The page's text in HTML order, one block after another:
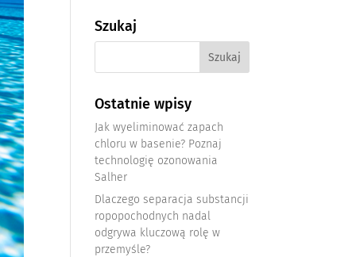
Szukaj
Ostatnie wpisy
Jak wyeliminować zapach
chloru w basenie? Poznaj
technologię ozonowania
Salher
Dlaczego separacja substancji
ropopochodnych nadal
odgrywa kluczową rolę w
przemyśle?